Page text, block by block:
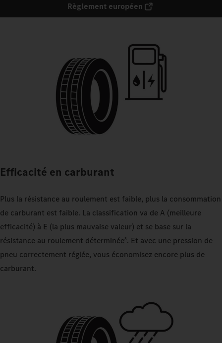
Règlement européen
Efficacité en carburant
Plus la résistance au roulement est faible, plus la consommation
de carburant est faible. La classification va de A (meilleure
efficacité) à E (la plus mauvaise valeur) et se base sur la
résistance au roulement déterminée3. Et avec une pression de
pneu correctement réglée, vous économisez encore plus de
carburant.